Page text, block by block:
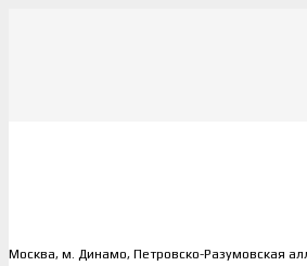
Москва, м. Динамо, Петровско-Разумовская